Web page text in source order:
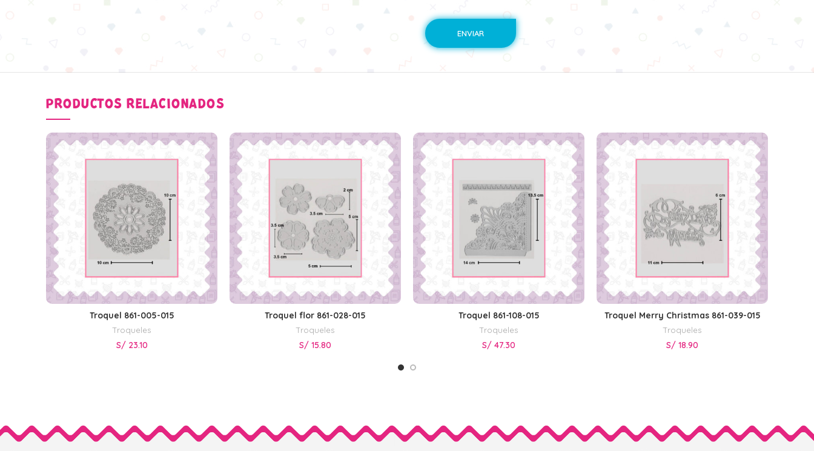
PRODUCTOS RELACIONADOS
AÑADIR AL CARRITO
Troquel 861-005-015
Troqueles
S/ 23.10
AÑADIR AL CARRITO
Troquel flor 861-028-015
Troqueles
S/ 15.80
AÑADIR AL CARRITO
Troquel 861-108-015
Troqueles
S/ 47.30
AÑADIR AL CARRITO
Troquel Merry Christmas 861-039-015
Troqueles
S/ 18.90